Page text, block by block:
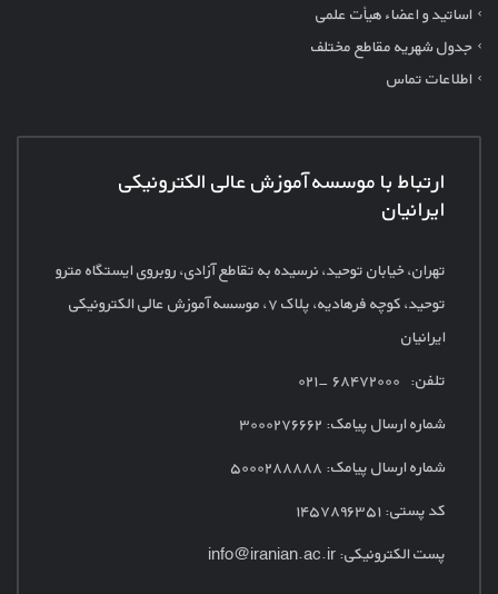
اساتید و اعضاء هیأت علمی
جدول شهریه مقاطع مختلف
اطلاعات تماس
ارتباط با موسسه آموزش عالی الکترونیکی
ایرانیان
تهران، خیابان توحید، نرسیده به تقاطع آزادی، روبروی ایستگاه مترو
توحید، کوچه فرهادیه، پلاک
۷، موسسه آموزش عالی الکترونیکی
ایرانیان
تلفن: ۶۸۴۷۲۰۰۰ -۰۲۱
شماره ارسال پیامک: ۳۰۰۰۲۷۶۶۶۲
شماره ارسال پیامک: ۵۰۰۰۲۸۸۸۸۸
کد پستی: ۱۴۵۷۸۹۶۳۵۱
پست الکترونیکی:info@iranian.ac.ir